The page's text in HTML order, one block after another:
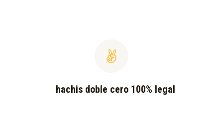
hachis doble cero 100% legal